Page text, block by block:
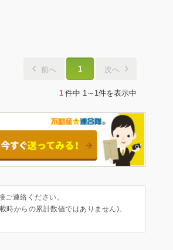
前へ 1 次へ
1 件中 1～1件を表示中
連絡ください。
からの累計数値ではありません)。